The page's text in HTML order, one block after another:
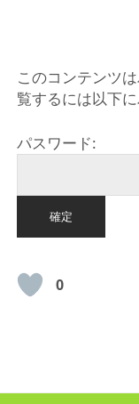
このコンテンツ
覧するには以下
パスワード:
0